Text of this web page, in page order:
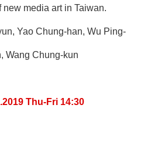
new media art in Taiwan.
Yao Chung-han, Wu Ping-
Wang Chung-kun
Thu-Fri 14:30